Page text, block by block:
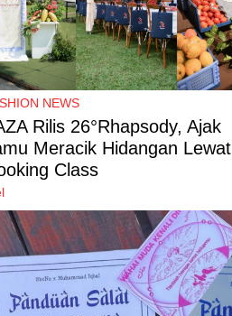
NEWS
Rilis 26°Rhapsody, Ajak
Meracik Hidangan Lewat
Class